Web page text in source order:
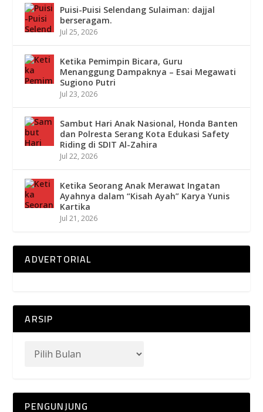
Puisi-Puisi Selendang Sulaiman: dajjal
berseragam.
Jul 25, 2026
Ketika Pemimpin Bicara, Guru
Menanggung Dampaknya – Esai Megawati
Sugiono Putri
Jul 23, 2026
Sambut Hari Anak Nasional, Honda Banten
dan Polresta Serang Kota Edukasi Safety
Riding di SDIT Al-Zahira
Jul 22, 2026
Ketika Seorang Anak Merawat Ingatan
Ayahnya dalam “Kisah Ayah” Karya Yunis
Kartika
Jul 21, 2026
ADVERTORIAL
ARSIP
PENGUNJUNG